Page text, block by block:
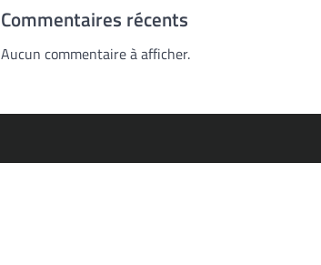
Commentaires récents
Aucun commentaire à afficher.